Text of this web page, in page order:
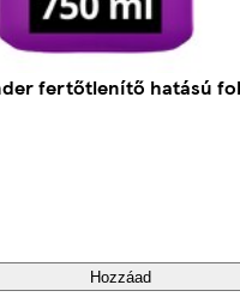
fertőtlenítő hatású
Hozzáad